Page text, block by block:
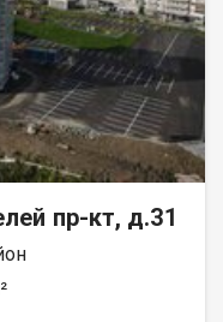
пр-кт, д.31